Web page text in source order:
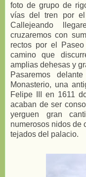
foto de grupo de
vías del tren por
Callejeando
cruzaremos con
rectos por el
camino que
amplias dehesas y
Pasaremos
Monasterio, una
Felipe III en 1611
acaban de ser
yerguen gran
numerosos nidos de
tejados del palacio.